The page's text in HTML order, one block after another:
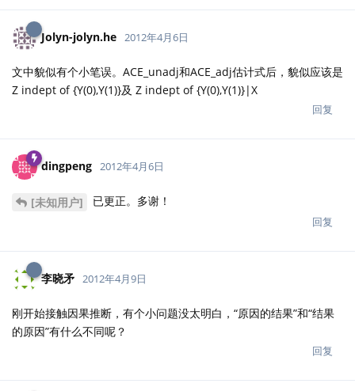
Jolyn-jolyn.he 2012年4月6日
文中貌似有个小笔误。ACE_unadj和ACE_adj估计式后，貌似应该是
Z indept of {Y(0),Y(1)}及 Z indept of {Y(0),Y(1)}|X
回复
dingpeng 2012年4月6日
[未知用户] 已更正。多谢！
回复
李晓矛 2012年4月9日
刚开始接触因果推断，有个小问题没太明白，“原因的结果”和“结果
的原因”有什么不同呢？
回复